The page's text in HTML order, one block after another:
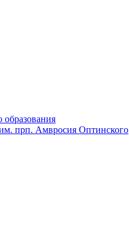
образования
прп. Амвросия Оптинского